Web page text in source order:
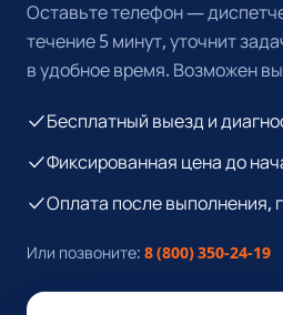
Оставьте телефон —
течение 5 минут, уточнит
в удобное время. Возможен
Бесплатный выезд и
Фиксированная цена до
Оплата после выполнения,
Или позвоните: 8 (800) 350-24-19